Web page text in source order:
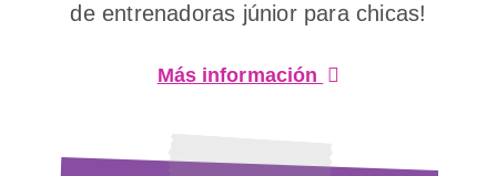
de entrenadoras júnior para chicas!
Más información